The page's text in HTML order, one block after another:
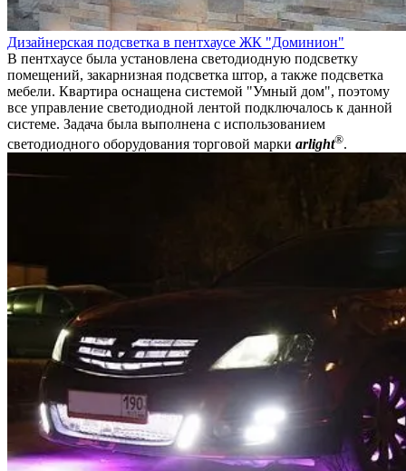
Дизайнерская подсветка в пентхаусе ЖК "Доминион"
В пентхаусе была установлена светодиодную подсветку
помещений, закарнизная подсветка штор, а также подсветка
мебели. Квартира оснащена системой "Умный дом", поэтому
все управление светодиодной лентой подключалось к данной
системе. Задача была выполнена с использованием
светодиодного оборудования торговой марки arlight®.